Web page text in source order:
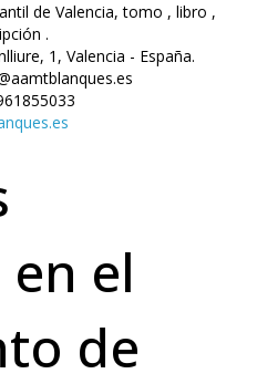
de Valencia, tomo , libro ,
.
1, Valencia - España.
el
de